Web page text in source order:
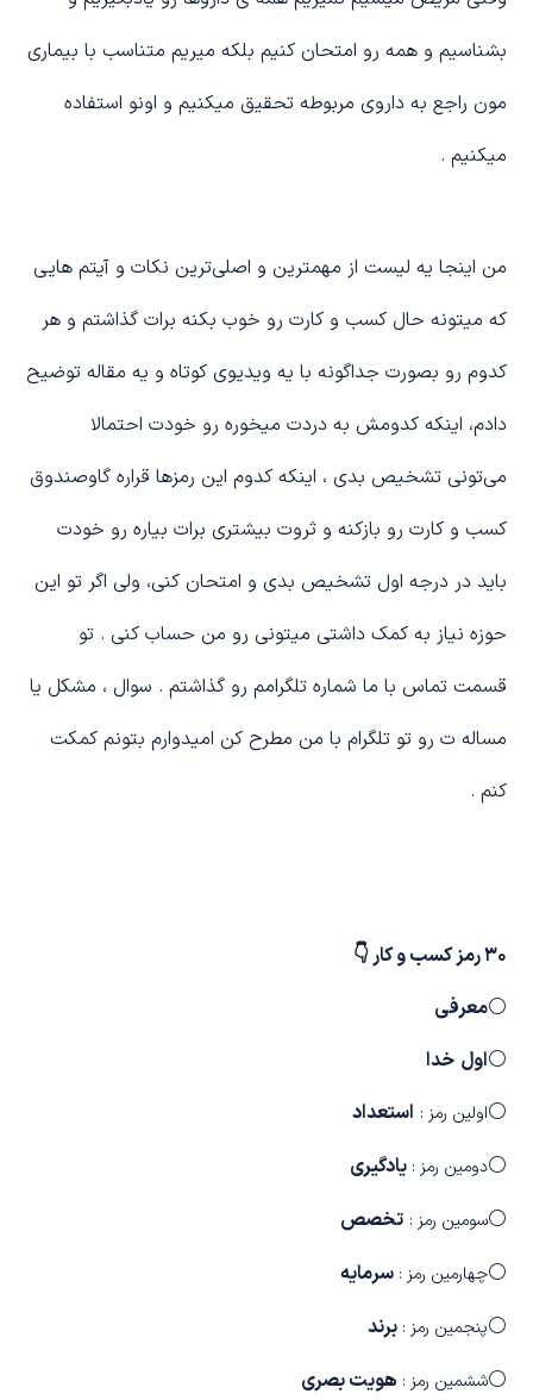
بشناسیم و همه رو امتحان کنیم بلکه میریم متناسب با بیماری
مون راجع به داروی مربوطه تحقیق میکنیم و اونو استفاده
میکنیم .
من اینجا یه لیست از مهمترین و اصلی‌ترین نکات و آیتم هایی
که میتونه حال کسب و کارت رو خوب بکنه برات گذاشتم و هر
کدوم رو بصورت جداگونه با یه ویدیوی کوتاه و یه مقاله توضیح
دادم، اینکه کدومش به دردت میخوره رو خودت احتمالا
می‌تونی تشخیص بدی ، اینکه کدوم این رمزها قراره گاوصندوق
کسب و کارت رو بازکنه و ثروت بیشتری برات بیاره رو خودت
باید در درجه اول تشخیص بدی و امتحان کنی، ولی اگر تو این
حوزه نیاز به کمک داشتی میتونی رو من حساب کنی . تو
قسمت تماس با ما شماره تلگرامم رو گذاشتم . سوال ، مشکل یا
مساله ت رو تو تلگرام با من مطرح کن امیدوارم بتونم کمکت
کنم .
30 رمز کسب و کار 👇
⚪معرفی
⚪اول خدا
⚪اولین رمز : استعداد
⚪دومین رمز : یادگیری
⚪سومین رمز : تخصص
⚪چهارمین رمز : سرمایه
⚪پنجمین رمز : برند
⚪ششمین رمز : هویت بصری